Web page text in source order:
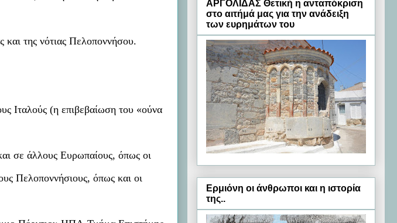
και της νότιας Πελοποννήσου.
Ιταλούς (η επιβεβαίωση του «ούνα
σε άλλους Ευρωπαίους, όπως οι
Πελοποννήσιους, όπως και οι
ΑΡΓΟΛΙΔΑΣ Θετική η ανταπόκριση
στο αιτήμά μας για την ανάδειξη
των ευρημάτων του
Ερμιόνη oι άνθρωποι και η ιστορία
της..